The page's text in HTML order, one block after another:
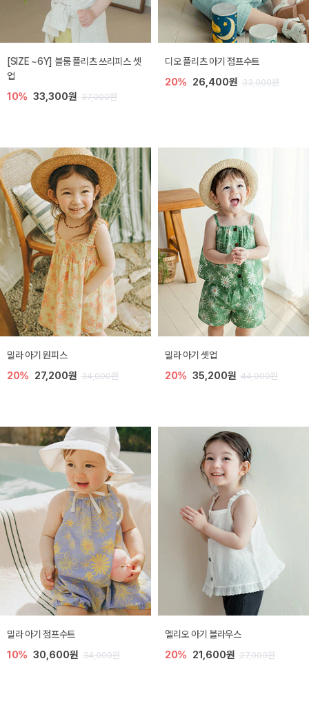
[SIZE ~6Y] 블룸 플리츠 쓰리피스 셋
업
10% 33,300원 37,000원
디오 플리츠 아기 점프수트
20% 26,400원 33,000원
밀라 아기 원피스
20% 27,200원 34,000원
밀라 아기 셋업
20% 35,200원 44,000원
밀라 아기 점프수트
10% 30,600원 34,000원
엘리오 아기 블라우스
20% 21,600원 27,000원